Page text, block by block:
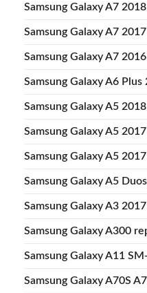
Samsung Galaxy A7
Samsung Galaxy A7
Samsung Galaxy A7
Samsung Galaxy A6
Samsung Galaxy A5
Samsung Galaxy A5
Samsung Galaxy A5
Samsung Galaxy A5
Samsung Galaxy A3
Samsung Galaxy A300
Samsung Galaxy A11
Samsung Galaxy A70S